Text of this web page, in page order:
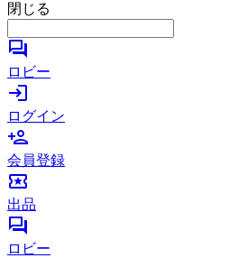
閉じる
forum
ロビー
login
ログイン
person_add
会員登録
local_activity
出品
forum
ロビー